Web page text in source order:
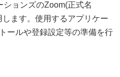
ョンズのZoom(正式名
ます。使用するアプリケー
ールや登録設定等の準備を行